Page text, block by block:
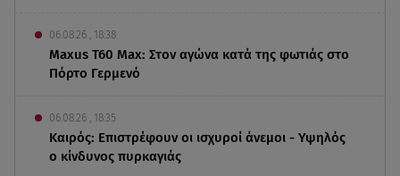
06.08.26 , 18:38
Maxus T60 Max: Στον αγώνα κατά της φωτιάς στο
Πόρτο Γερμενό
06.08.26 , 18:35
Καιρός: Επιστρέφουν οι ισχυροί άνεμοι - Υψηλός
ο κίνδυνος πυρκαγιάς